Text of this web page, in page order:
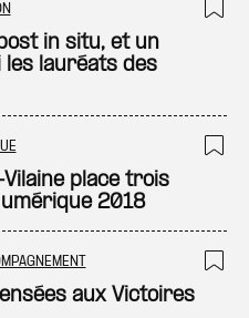
in situ, et un
les lauréats des
place trois
2018
aux Victoires